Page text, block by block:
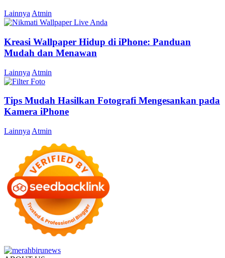
Lainnya Atmin
Kreasi Wallpaper Hidup di iPhone: Panduan
Mudah dan Menawan
Lainnya Atmin
Tips Mudah Hasilkan Fotografi Mengesankan pada
Kamera iPhone
Lainnya Atmin